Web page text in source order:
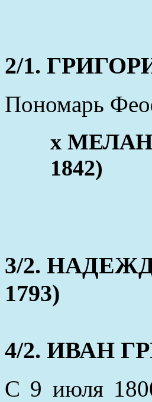
2/1.
Пономарь
x
1842)
3/2.
1793)
4/2. ИВАН
С 9 июля